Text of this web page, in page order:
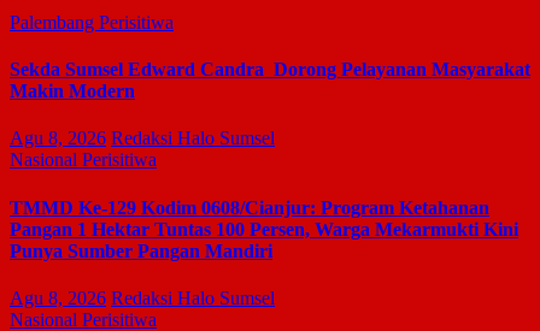
Palembang Perisitiwa
Sekda Sumsel Edward Candra Dorong Pelayanan Masyarakat
Makin Modern
Agu 8, 2026 Redaksi Halo Sumsel
Nasional Perisitiwa
TMMD Ke-129 Kodim 0608/Cianjur: Program Ketahanan
Pangan 1 Hektar Tuntas 100 Persen, Warga Mekarmukti Kini
Punya Sumber Pangan Mandiri
Agu 8, 2026 Redaksi Halo Sumsel
Nasional Perisitiwa